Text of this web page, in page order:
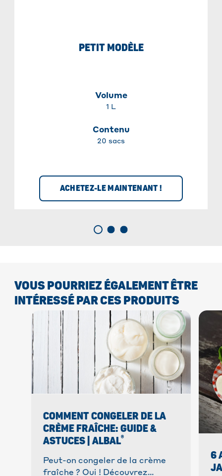
PETIT MODÈLE
Volume
1 L
Contenu
20 sacs
ACHETEZ-LE MAINTENANT !
VOUS POURRIEZ ÉGALEMENT ÊTRE
INTÉRESSÉ PAR CES PRODUITS
COMMENT CONGELER DE LA
CRÈME FRAÎCHE: GUIDE &
ASTUCES | ALBAL®
Peut-on congeler de la crème
fraîche ? Oui ! Découvrez
6